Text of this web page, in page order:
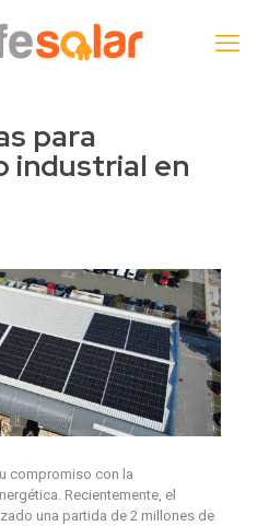
para
industrial en
compromiso con la
Recientemente, el
una partida de 2 millones de